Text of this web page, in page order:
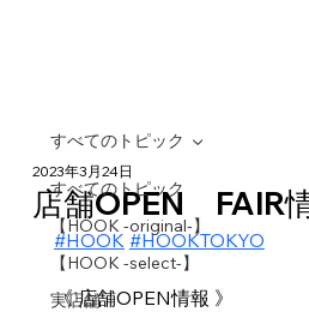
すべてのトピック
【HOOK -original-】
【HOOK -select-】
実店舗
すべてのトピック
店舗OPEN FAIR
2023年3月24日
#HOOK #HOOKTOKYO
《 店舗OPEN情報 》